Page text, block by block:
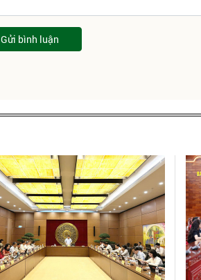
Gửi bình luận